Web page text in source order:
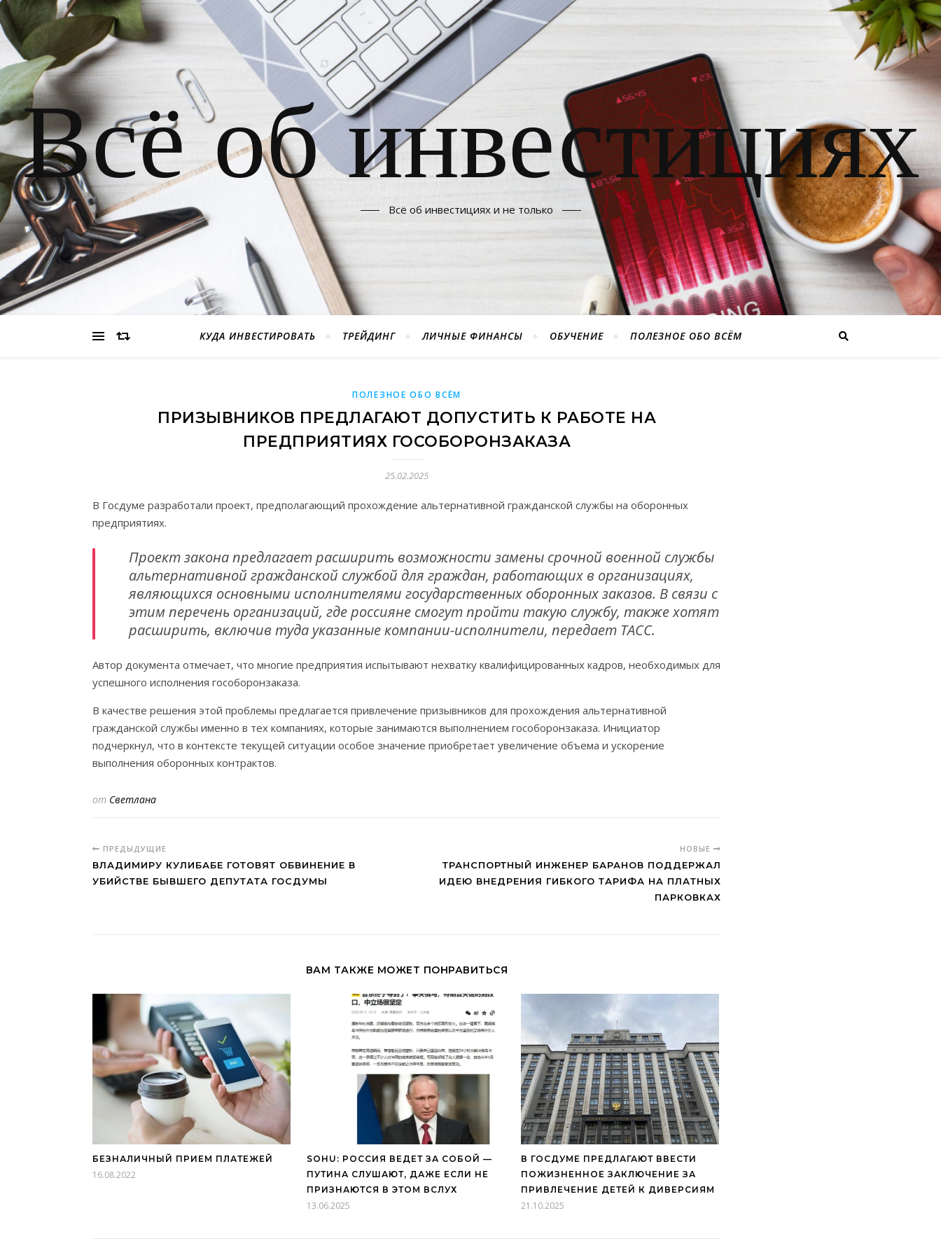
Всё об инвестициях
Всё об инвестициях и не только
КУДА ИНВЕСТИРОВАТЬ ТРЕЙДИНГ ЛИЧНЫЕ ФИНАНСЫ ОБУЧЕНИЕ ПОЛЕЗНОЕ ОБО ВСЁМ
ПОЛЕЗНОЕ ОБО ВСЁМ
ПРИЗЫВНИКОВ ПРЕДЛАГАЮТ ДОПУСТИТЬ К РАБОТЕ НА
ПРЕДПРИЯТИЯХ ГОСОБОРОНЗАКАЗА
25.02.2025
В Госдуме разработали проект, предполагающий прохождение альтернативной гражданской службы на оборонных
предприятиях.
Проект закона предлагает расширить возможности замены срочной военной службы
альтернативной гражданской службой для граждан, работающих в организациях,
являющихся основными исполнителями государственных оборонных заказов. В связи с
этим перечень организаций, где россияне смогут пройти такую службу, также хотят
расширить, включив туда указанные компании-исполнители, передает ТАСС.
Автор документа отмечает, что многие предприятия испытывают нехватку квалифицированных кадров, необходимых для
успешного исполнения гособоронзаказа.
В качестве решения этой проблемы предлагается привлечение призывников для прохождения альтернативной
гражданской службы именно в тех компаниях, которые занимаются выполнением гособоронзаказа. Инициатор
подчеркнул, что в контексте текущей ситуации особое значение приобретает увеличение объема и ускорение
выполнения оборонных контрактов.
от Светлана
ПРЕДЫДУЩИЕ
ВЛАДИМИРУ КУЛИБАБЕ ГОТОВЯТ ОБВИНЕНИЕ В
УБИЙСТВЕ БЫВШЕГО ДЕПУТАТА ГОСДУМЫ
НОВЫЕ
ТРАНСПОРТНЫЙ ИНЖЕНЕР БАРАНОВ ПОДДЕРЖАЛ
ИДЕЮ ВНЕДРЕНИЯ ГИБКОГО ТАРИФА НА ПЛАТНЫХ
ПАРКОВКАХ
ВАМ ТАКЖЕ МОЖЕТ ПОНРАВИТЬСЯ
БЕЗНАЛИЧНЫЙ ПРИЕМ ПЛАТЕЖЕЙ
16.08.2022
SOHU: РОССИЯ ВЕДЕТ ЗА СОБОЙ —
ПУТИНА СЛУШАЮТ, ДАЖЕ ЕСЛИ НЕ
ПРИЗНАЮТСЯ В ЭТОМ ВСЛУХ
13.06.2025
В ГОСДУМЕ ПРЕДЛАГАЮТ ВВЕСТИ
ПОЖИЗНЕННОЕ ЗАКЛЮЧЕНИЕ ЗА
ПРИВЛЕЧЕНИЕ ДЕТЕЙ К ДИВЕРСИЯМ
21.10.2025